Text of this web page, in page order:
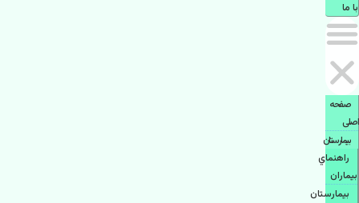
با ما
صفحه
اصلی
بيمارستان
راهنماي
بیماران
بیمارستان